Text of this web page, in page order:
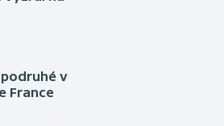
v
France